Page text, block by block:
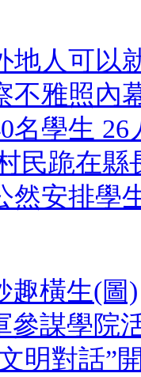
地人可以
不雅照內
名學生 26
民跪在縣
然安排學
趣橫生(圖)
參謀學院
明對話”